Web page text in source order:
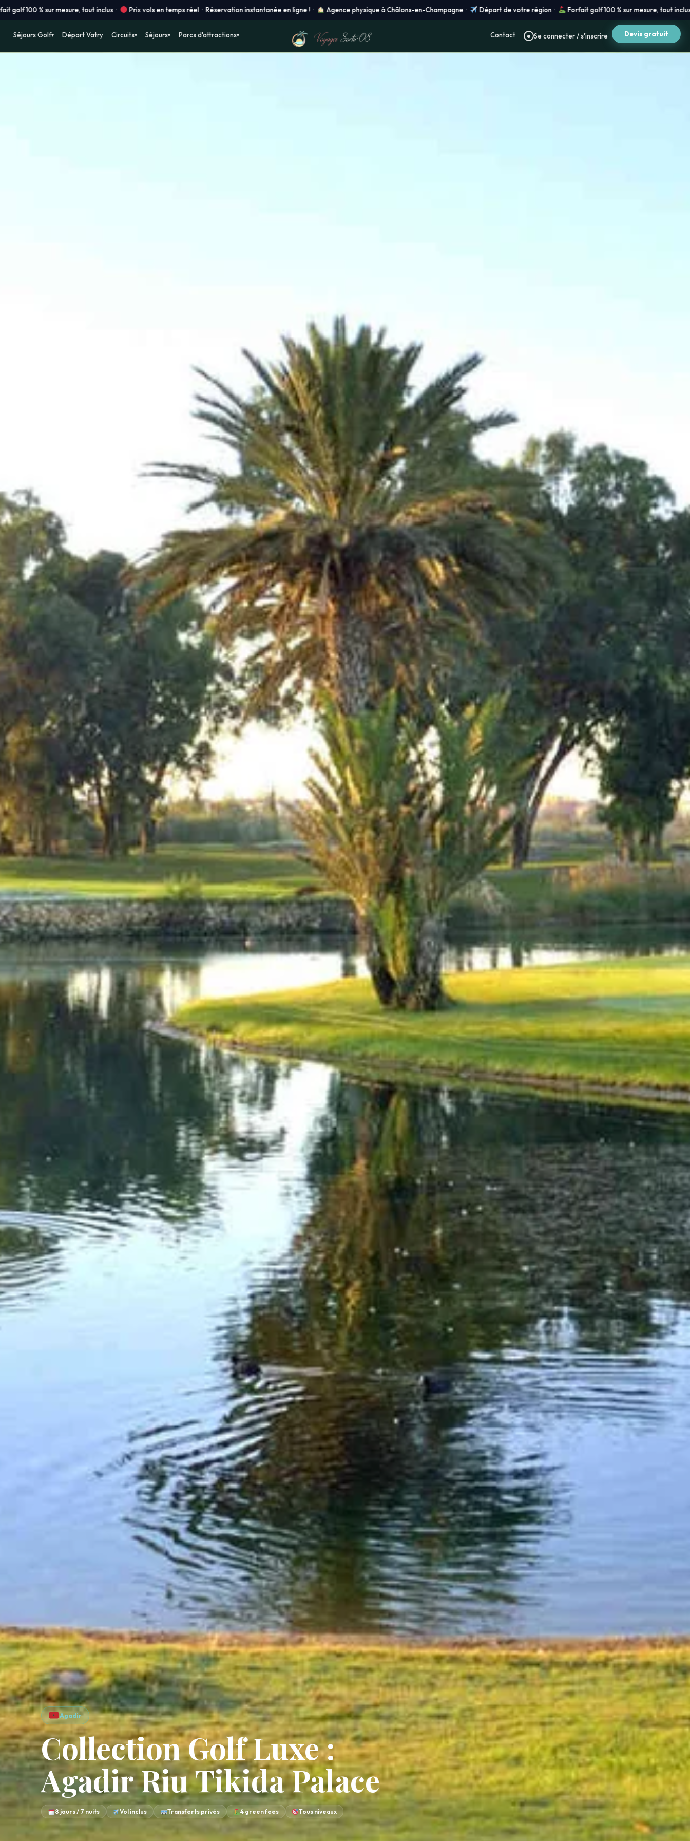
· Prix vols en temps réel · Réservation instantanée en ligne ! · Agence physique à Châlons-en-Champagne · Départ de votre région · Forfait golf 100 % sur mesure, tout inclus · Prix vols en temps réel ·
Séjours Golf▾ Départ Vatry Circuits▾ Séjours▾ Parcs d'attractions▾ Contact Se connecter / s'inscrire Devis gratuit
Agadir
Collection Golf Luxe :
Agadir Riu Tikida Palace
8 jours / 7 nuits Vol inclus Transferts privés 4 green fees Tous niveaux